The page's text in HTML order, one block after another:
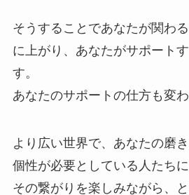
そうすることであなたが関わ
に上がり、あなたがサポート
す。
あなたのサポートの仕方も変わ
より広い世界で、あなたの磨
個性が必要としている人たちに
その繋がりを楽しみながら、